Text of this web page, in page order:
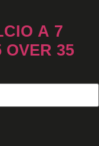
A 7
OVER 35